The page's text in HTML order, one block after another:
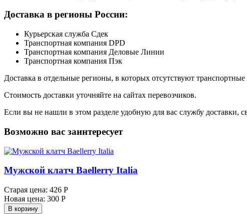
Доставка в регионы России:
Курьерская служба Сдек
Транспортная компания DPD
Транспортная компания Деловые Линии
Транспортная компания Пэк
Доставка в отдельные регионы, в которых отсутствуют
Стоимость доставки уточняйте на сайтах перевозчиков.
Если вы не нашли в этом разделе удобную для вас службу
Возможно вас заинтересует
Мужской клатч Baellerry Italia
Старая цена: 426 Р
Новая цена: 300 Р
В корзину